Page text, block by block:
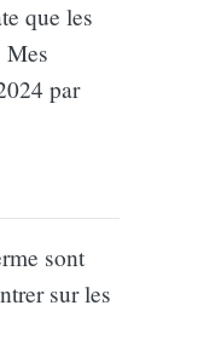
que les
Mes
par
sont
sur les